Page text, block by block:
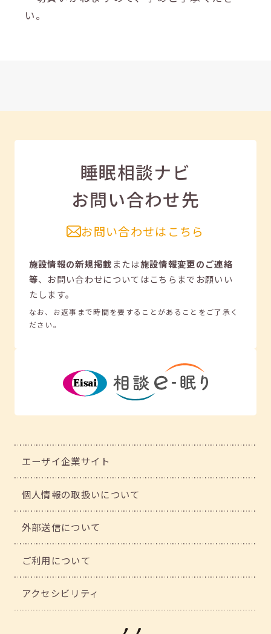
い。
睡眠相談ナビ
お問い合わせ先
お問い合わせはこちら
施設情報の新規掲載または施設情報変更のご連絡
等、 お問い合わせについてはこちらまでお願いい
たします。
なお、お返事まで時間を要することがあることをご了承く
ださい。
エーザイ企業サイト
個人情報の取扱いについて
外部送信について
ご利用について
アクセシビリティ